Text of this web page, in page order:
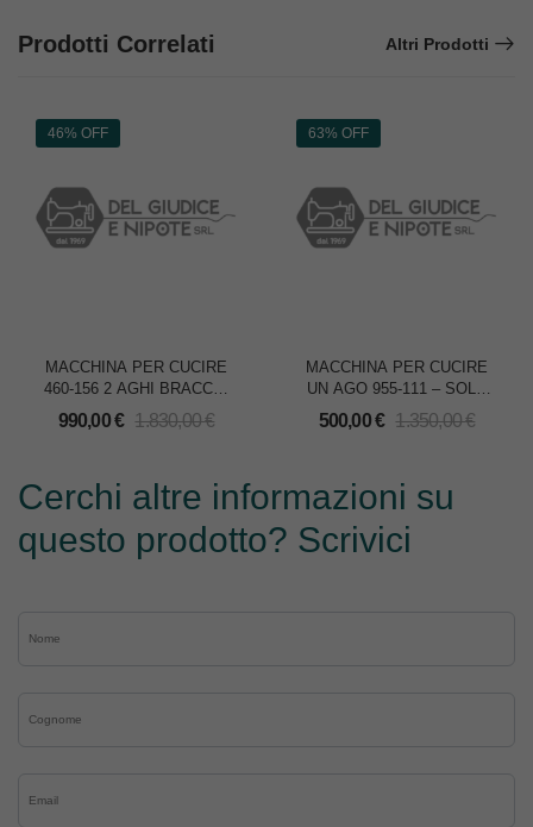
Prodotti Correlati Altri Prodotti
46% OFF
MACCHINA PER CUCIRE
460-156 2 AGHI BRACCIO
ROVESCIO
990,00€ 1.830,00€
63% OFF
MACCHINA PER CUCIRE
UN AGO 955-111 – SOLO
TESTA
500,00€ 1.350,00€
Cerchi altre informazioni su
questo prodotto? Scrivici